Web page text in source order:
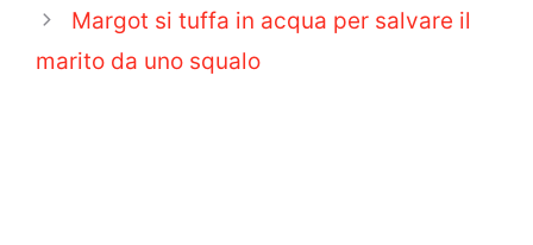
Margot si tuffa in acqua per salvare il
marito da uno squalo